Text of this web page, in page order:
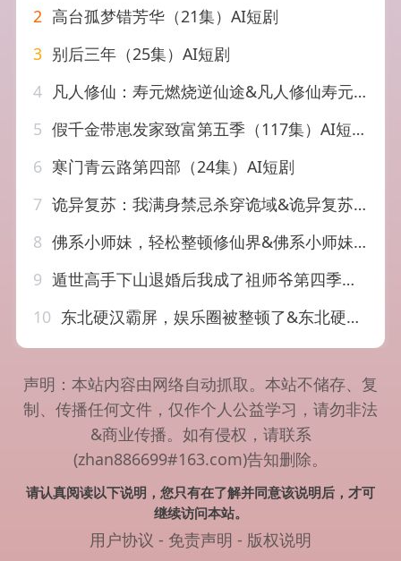
2 高台孤梦错芳华（21集）AI短剧
3 别后三年（25集）AI短剧
4 凡人修仙：寿元燃烧逆仙途&凡人修仙寿元燃烧逆仙途（97集）AI短剧
5 假千金带崽发家致富第五季（117集）AI短剧
6 寒门青云路第四部（24集）AI短剧
7 诡异复苏：我满身禁忌杀穿诡域&诡异复苏我满身禁忌杀穿诡域（48集）AI短剧
8 佛系小师妹，轻松整顿修仙界&佛系小师妹轻松整顿修仙界（46集）AI短剧
9 遁世高手下山退婚后我成了祖师爷第四季（93集）AI短剧
10 东北硬汉霸屏，娱乐圈被整顿了&东北硬汉霸屏娱乐圈被整顿了（30集）AI短剧
声明：本站内容由网络自动抓取。本站不储存、复
制、传播任何文件，仅作个人公益学习，请勿非法
&商业传播。如有侵权，请联系
(zhan886699#163.com)告知删除。
请认真阅读以下说明，您只有在了解并同意该说明后，才可
继续访问本站。
用户协议 - 免责声明 - 版权说明